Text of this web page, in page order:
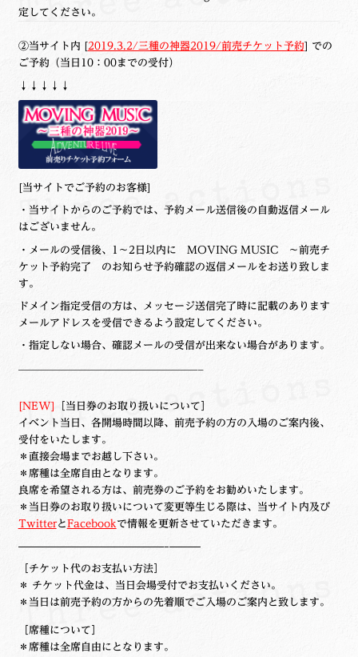
定してください。
②当サイト内 [2019.3.2/三種の神器2019/前売チケット予約] での
ご予約（当日10：00までの受付）
↓↓↓↓↓
[当サイトでご予約のお客様]
・当サイトからのご予約では、予約メール送信後の自動返信メール
はございません。
・メールの受信後、1～2日以内に MOVING MUSIC ～前売チ
ケット予約完了 のお知らせ予約確認の返信メールをお送り致しま
す。
ドメイン指定受信の方は、メッセージ送信完了時に記載のあります
メールアドレスを受信できるよう設定してください。
・指定しない場合、確認メールの受信が出来ない場合があります。
——————————————–
[NEW]
［当日券のお取り扱いについて］
イベント当日、各開場時間以降、前売予約の方の入場のご案内後、
受付をいたします。
＊直接会場までお越し下さい。
＊席種は全席自由となります。
良席を希望される方は、前売券のご予約をお勧めいたします。
＊当日券のお取り扱いについて変更等生じる際は、当サイト内及び
TwitterとFacebookで情報を更新させていただきます。
——————————————–———
［チケット代のお支払い方法］
＊ チケット代金は、当日会場受付でお支払いください。
＊当日は前売予約の方からの先着順でご入場のご案内と致します。
［席種について］
＊席種は全席自由にとなります。